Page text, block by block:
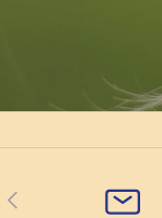
Prethodno